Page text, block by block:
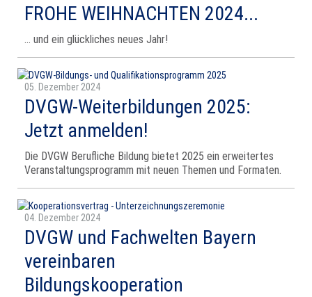
FROHE WEIHNACHTEN 2024...
... und ein glückliches neues Jahr!
05. Dezember 2024
DVGW-Weiterbildungen 2025:
Jetzt anmelden!
Die DVGW Berufliche Bildung bietet 2025 ein erweitertes
Veranstaltungsprogramm mit neuen Themen und Formaten.
04. Dezember 2024
DVGW und Fachwelten Bayern
vereinbaren
Bildungskooperation